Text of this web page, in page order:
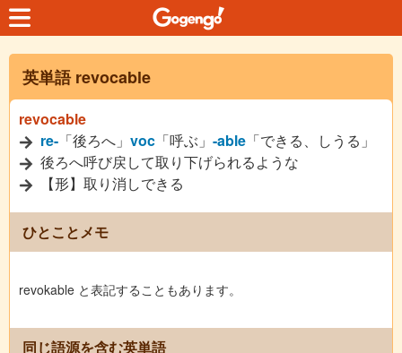
英単語 revocable
revocable
re- 「後ろへ」 voc 「呼ぶ」 -able 「できる、しうる」
後ろへ呼び戻して取り下げられるような
【形】取り消しできる
ひとことメモ
revokable と表記することもあります。
同じ語源を含む英単語